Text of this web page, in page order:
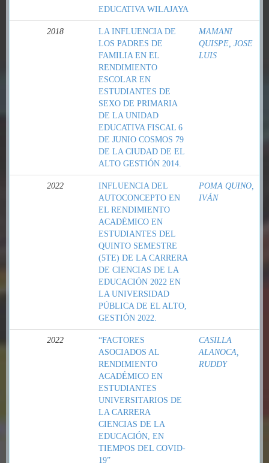
EDUCATIVA WILAJAYA
2018
LA INFLUENCIA DE
LOS PADRES DE
FAMILIA EN EL
RENDIMIENTO
ESCOLAR EN
ESTUDIANTES DE
SEXO DE PRIMARIA
DE LA UNIDAD
EDUCATIVA FISCAL 6
DE JUNIO COSMOS 79
DE LA CIUDAD DE EL
ALTO GESTIÓN 2014.
MAMANI
QUISPE, JOSE
LUIS
2022
INFLUENCIA DEL
AUTOCONCEPTO EN
EL RENDIMIENTO
ACADÉMICO EN
ESTUDIANTES DEL
QUINTO SEMESTRE
(5TE) DE LA CARRERA
DE CIENCIAS DE LA
EDUCACIÓN 2022 EN
LA UNIVERSIDAD
PÚBLICA DE EL ALTO,
GESTIÓN 2022.
POMA QUINO,
IVÁN
2022
“FACTORES
ASOCIADOS AL
RENDIMIENTO
ACADÉMICO EN
ESTUDIANTES
UNIVERSITARIOS DE
LA CARRERA
CIENCIAS DE LA
EDUCACIÓN, EN
TIEMPOS DEL COVID-
19”
CASILLA
ALANOCA,
RUDDY